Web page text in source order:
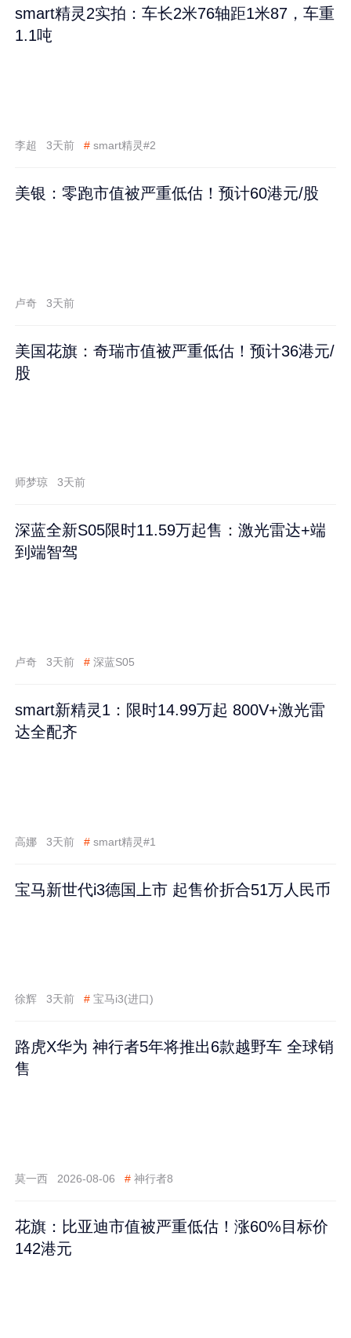
smart精灵2实拍：车长2米76轴距1米87，车重
1.1吨
李超 3天前 # smart精灵#2
美银：零跑市值被严重低估！预计60港元/股
卢奇 3天前
美国花旗：奇瑞市值被严重低估！预计36港元/
股
师梦琼 3天前
深蓝全新S05限时11.59万起售：激光雷达+端
到端智驾
卢奇 3天前 # 深蓝S05
smart新精灵1：限时14.99万起 800V+激光雷
达全配齐
高娜 3天前 # smart精灵#1
宝马新世代i3德国上市 起售价折合51万人民币
徐辉 3天前 # 宝马i3(进口)
路虎X华为 神行者5年将推出6款越野车 全球销
售
莫一西 2026-08-06 # 神行者8
花旗：比亚迪市值被严重低估！涨60%目标价
142港元